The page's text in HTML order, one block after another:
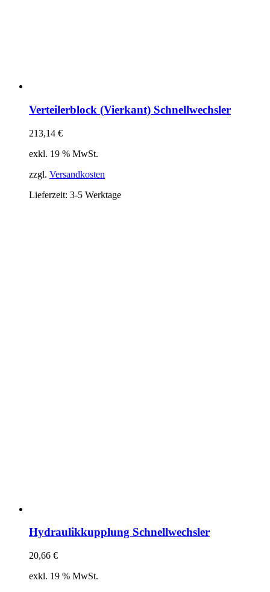
Verteilerblock (Vierkant) Schnellwechsler
213,14 €
exkl. 19 % MwSt.
zzgl. Versandkosten
Lieferzeit: 3-5 Werktage
Hydraulikkupplung Schnellwechsler
20,66 €
exkl. 19 % MwSt.